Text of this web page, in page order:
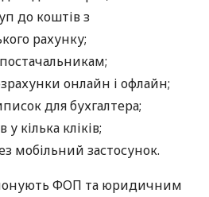
до коштів з
рахунку;
онлайн і офлайн;
для бухгалтера;
кілька кліків;
мобільний застосунок.
ФОП та юридичним